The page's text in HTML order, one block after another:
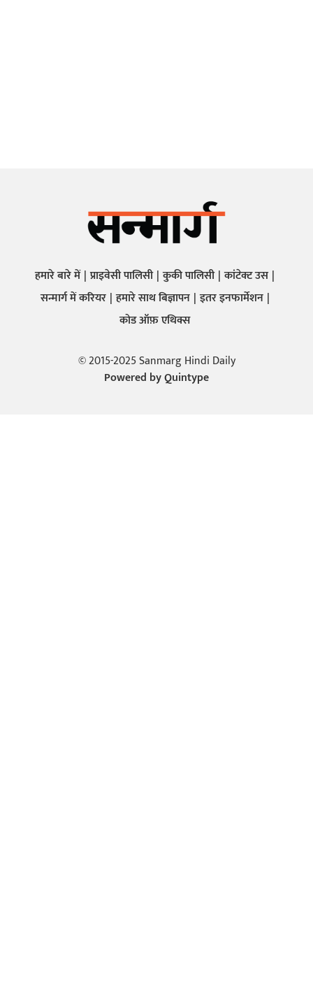
हमारे बारे में प्राइवेसी पालिसी कुकी पालिसी कांटेक्ट उस
सन्मार्ग में करियर हमारे साथ बिज्ञापन इतर इनफार्मेशन
कोड ऑफ़ एथिक्स
© 2015-2025 Sanmarg Hindi Daily
Powered byQuintype